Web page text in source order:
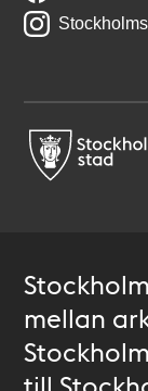
mellan